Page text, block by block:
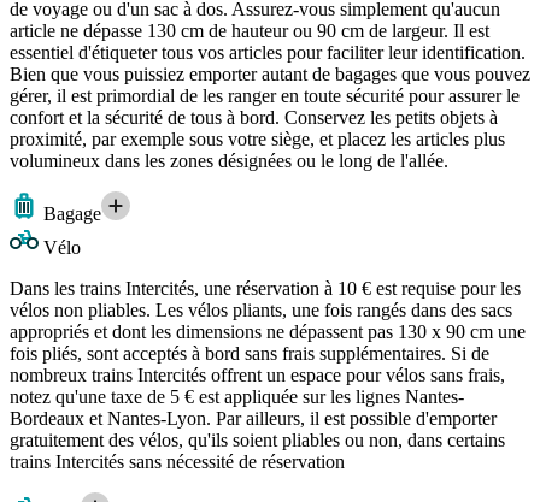
de voyage ou d'un sac à dos. Assurez-vous simplement qu'aucun
article ne dépasse 130 cm de hauteur ou 90 cm de largeur. Il est
essentiel d'étiqueter tous vos articles pour faciliter leur identification.
Bien que vous puissiez emporter autant de bagages que vous pouvez
gérer, il est primordial de les ranger en toute sécurité pour assurer le
confort et la sécurité de tous à bord. Conservez les petits objets à
proximité, par exemple sous votre siège, et placez les articles plus
volumineux dans les zones désignées ou le long de l'allée.
Bagage
Vélo
Dans les trains Intercités, une réservation à 10 € est requise pour les
vélos non pliables. Les vélos pliants, une fois rangés dans des sacs
appropriés et dont les dimensions ne dépassent pas 130 x 90 cm une
fois pliés, sont acceptés à bord sans frais supplémentaires. Si de
nombreux trains Intercités offrent un espace pour vélos sans frais,
notez qu'une taxe de 5 € est appliquée sur les lignes Nantes-
Bordeaux et Nantes-Lyon. Par ailleurs, il est possible d'emporter
gratuitement des vélos, qu'ils soient pliables ou non, dans certains
trains Intercités sans nécessité de réservation